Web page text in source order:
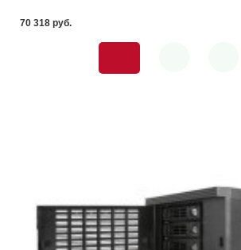
70 318 pуб.